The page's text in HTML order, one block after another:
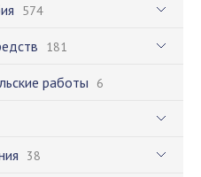
574
181
работы 6
38